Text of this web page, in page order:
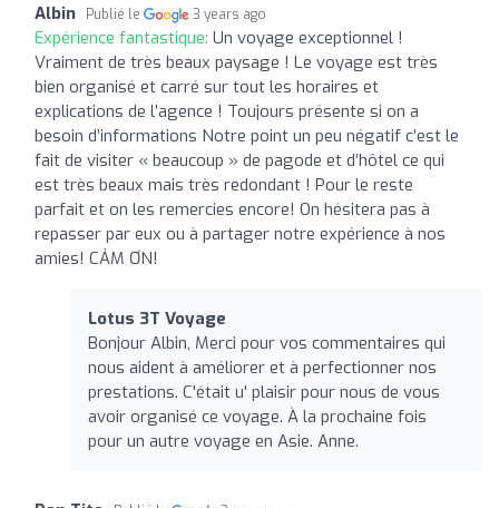
Albin Publié le 3 years ago
Expérience fantastique: Un voyage exceptionnel !
Vraiment de très beaux paysage ! Le voyage est très
bien organisé et carré sur tout les horaires et
explications de l’agence ! Toujours présente si on a
besoin d’informations Notre point un peu négatif c’est le
fait de visiter « beaucoup » de pagode et d’hôtel ce qui
est très beaux mais très redondant ! Pour le reste
parfait et on les remercies encore! On hésitera pas à
repasser par eux ou à partager notre expérience à nos
amies! CẢM ƠN!
Lotus 3T Voyage
Bonjour Albin, Merci pour vos commentaires qui
nous aident à améliorer et à perfectionner nos
prestations. C'était u' plaisir pour nous de vous
avoir organisé ce voyage. À la prochaine fois
pour un autre voyage en Asie. Anne.